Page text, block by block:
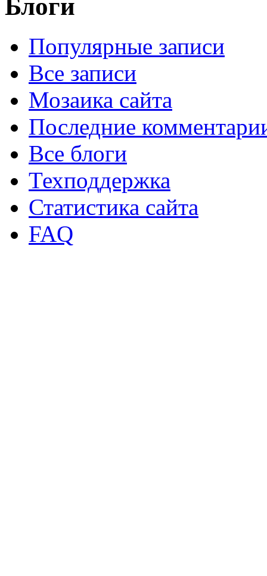
Блоги
Популярные записи
Все записи
Мозаика сайта
Последние
Все блоги
Техподдержка
Статистика сайта
FAQ